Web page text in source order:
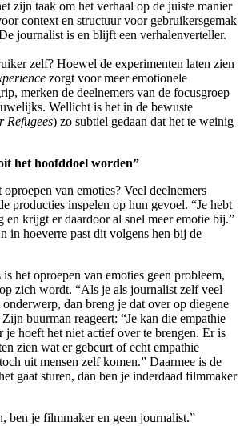
zijn taak om het verhaal op de juiste manier
context en structuur voor gebruikersgemak
journalist is en blijft een verhalenverteller.
zelf? Hoewel de experimenten laten zien
zorgt voor meer emotionele
merken de deelnemers van de focusgroep
Wellicht is het in de bewuste
Refugees) zo subtiel gedaan dat het te weinig
het hoofddoel worden”
van emoties? Veel deelnemers
producties inspelen op hun gevoel. “Je hebt
en krijgt er daardoor al snel meer emotie bij.”
in hoeverre past dit volgens hen bij de
het oproepen van emoties geen probleem,
zich wordt. “Als je als journalist zelf veel
dan breng je dat over op diegene
buurman reageert: “Je kan die empathie
je hoeft het niet actief over te brengen. Er is
zien wat er gebeurt of echt empathie
uit mensen zelf komen.” Daarmee is de
gaat sturen, dan ben je inderdaad filmmaker
ben je filmmaker en geen journalist.”